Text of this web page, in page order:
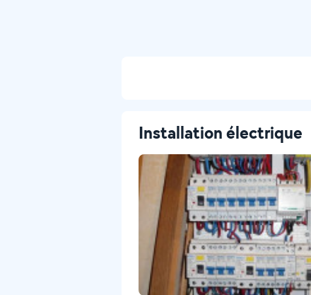
Installation électrique